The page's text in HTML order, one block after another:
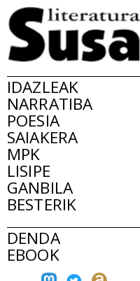
IDAZLEAK
NARRATIBA
POESIA
SAIAKERA
MPK
LISIPE
GANBILA
BESTERIK
DENDA
EBOOK